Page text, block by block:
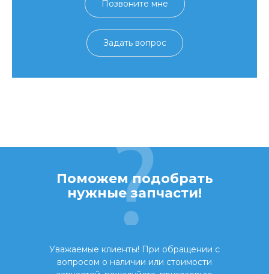
Позвоните мне
Задать вопрос
Поможем подобрать
нужные запчасти!
Уважаемые клиенты! При обращении с
вопросом о наличии или стоимости